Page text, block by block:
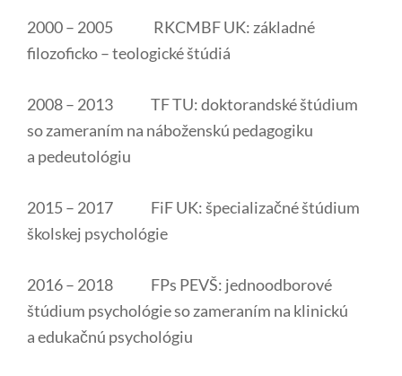
2000 – 2005 RKCMBF UK: základné
filozoficko – teologické štúdiá
2008 – 2013 TF TU: doktorandské štúdium
so zameraním na náboženskú pedagogiku
a pedeutológiu
2015 – 2017 FiF UK: špecializačné štúdium
školskej psychológie
2016 – 2018 FPs PEVŠ: jednoodborové
štúdium psychológie so zameraním na klinickú
a edukačnú psychológiu